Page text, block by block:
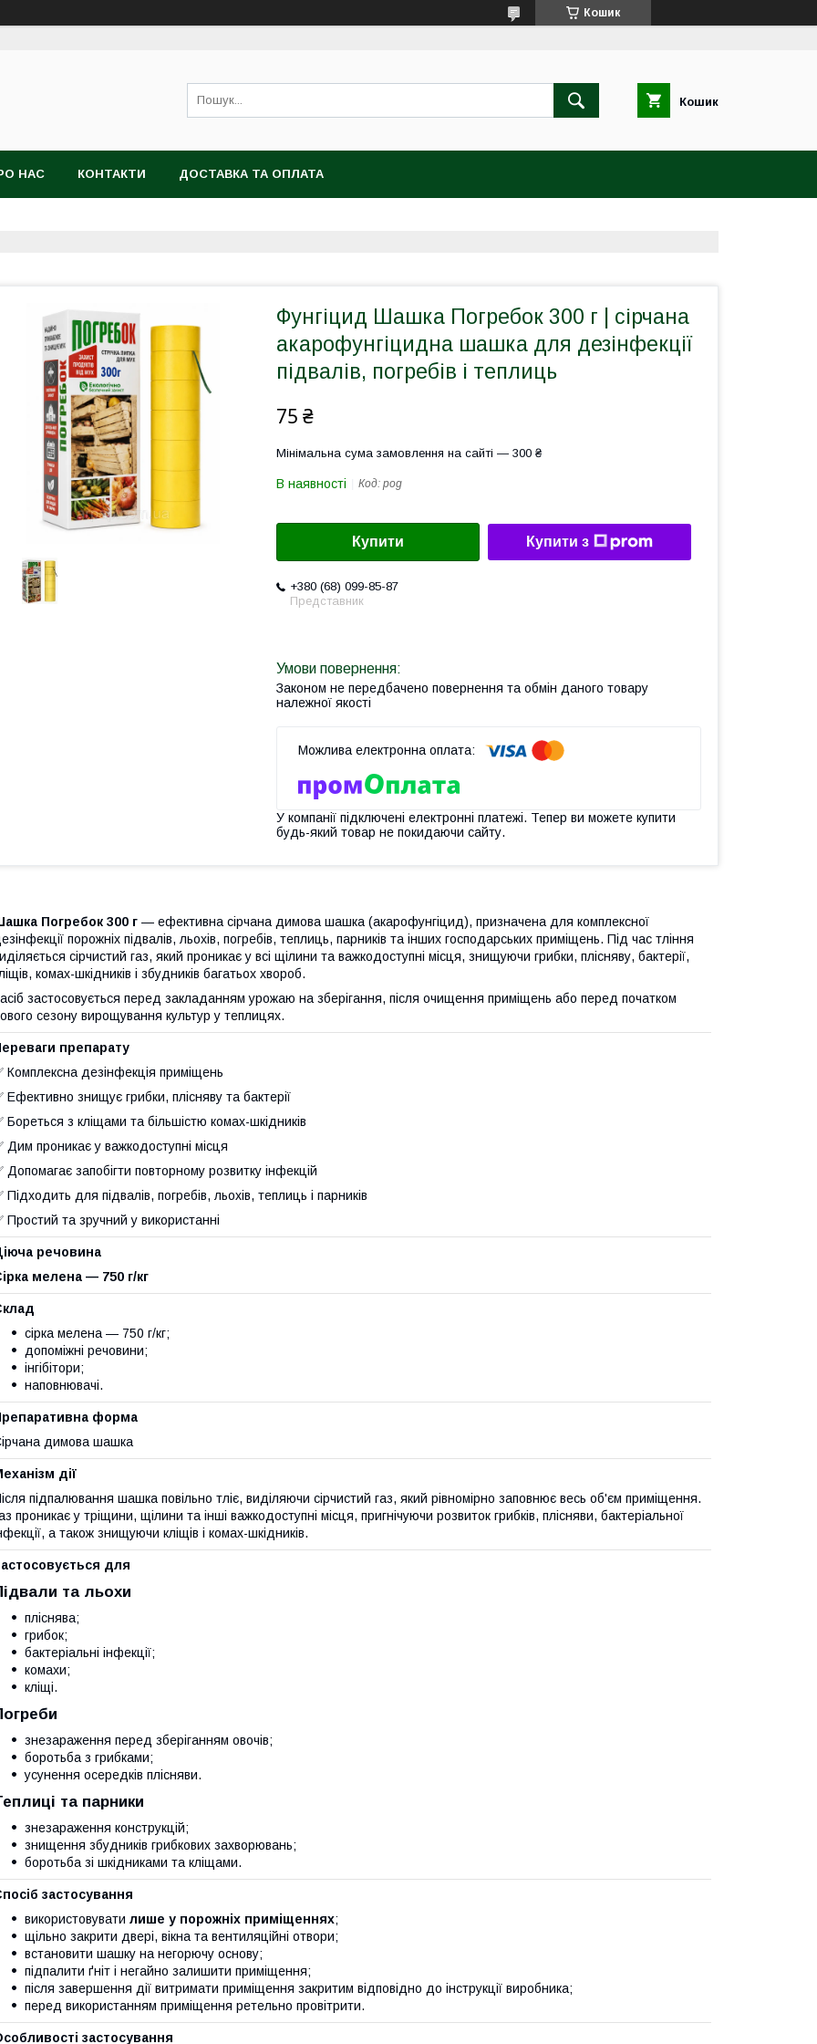
Кошик
Кошик
НАС КОНТАКТИ ДОСТАВКА ТА ОПЛАТА
Фунгіцид Шашка Погребок 300 г | сірчана
акарофунгіцидна шашка для дезінфекції
підвалів, погребів і теплиць
75 ₴
Мінімальна сума замовлення на сайті — 300 ₴
В наявності Код: pog
Купити Купити з
+380 (68) 099-85-87
Представник
Законом не передбачено повернення та обмін даного товару
належної якості
У компанії підключені електронні платежі. Тепер ви можете купити
будь-який товар не покидаючи сайту.
Погребок 300 г — ефективна сірчана димова шашка (акарофунгіцид), призначена для комплексної
порожніх підвалів, льохів, погребів, теплиць, парників та інших господарських приміщень. Під час тління
сірчистий газ, який проникає у всі щілини та важкодоступні місця, знищуючи грибки, плісняву, бактерії,
комах-шкідників і збудників багатьох хвороб.
застосовується перед закладанням урожаю на зберігання, після очищення приміщень або перед початком
сезону вирощування культур у теплицях.
препарату
Комплексна дезінфекція приміщень
Ефективно знищує грибки, плісняву та бактерії
Бореться з кліщами та більшістю комах-шкідників
Дим проникає у важкодоступні місця
Допомагає запобігти повторному розвитку інфекцій
Підходить для підвалів, погребів, льохів, теплиць і парників
Простий та зручний у використанні
речовина
мелена — 750 г/кг
сірка мелена — 750 г/кг;
допоміжні речовини;
інгібітори;
наповнювачі.
форма
димова шашка
дії
підпалювання шашка повільно тліє, виділяючи сірчистий газ, який рівномірно заповнює весь об'єм приміщення.
проникає у тріщини, щілини та інші важкодоступні місця, пригнічуючи розвиток грибків, плісняви, бактеріальної
а також знищуючи кліщів і комах-шкідників.
для
та льохи
пліснява;
грибок;
бактеріальні інфекції;
комахи;
кліщі.
знезараження перед зберіганням овочів;
боротьба з грибками;
усунення осередків плісняви.
та парники
знезараження конструкцій;
знищення збудників грибкових захворювань;
боротьба зі шкідниками та кліщами.
застосування
використовувати лише у порожніх приміщеннях;
щільно закрити двері, вікна та вентиляційні отвори;
встановити шашку на негорючу основу;
підпалити ґніт і негайно залишити приміщення;
після завершення дії витримати приміщення закритим відповідно до інструкції виробника;
перед використанням приміщення ретельно провітрити.
застосування